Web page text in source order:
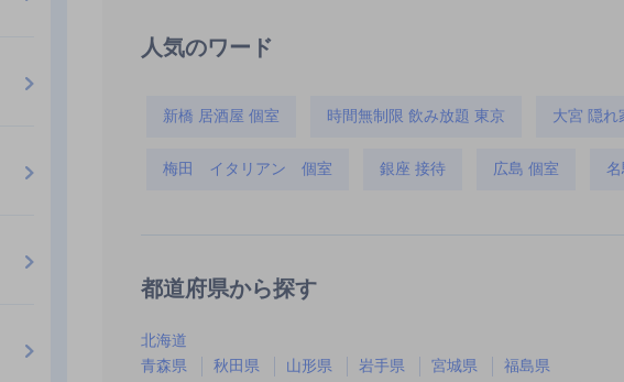
人気のワード
新橋 居酒屋 個室 時間無制限 飲み放題 東京 大宮 隠れ
梅田 イタリアン 個室 銀座 接待 広島 個室
都道府県から探す
北海道
青森県
秋田県 山形県 岩手県 宮城県
福島県